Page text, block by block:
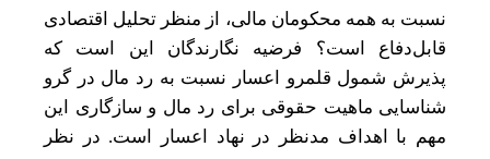
نسبت به همه محکومان مالی، از منظر تحلیل اقتصادی
قابل‌دفاع است؟ فرضیه نگارندگان این است که
پذیرش شمول قلمرو اعسار نسبت به رد مال در گرو
شناسایی ماهیت حقوقی برای رد مال و سازگاری این
مهم با اهداف مدنظر در نهاد اعسار است. در نظر